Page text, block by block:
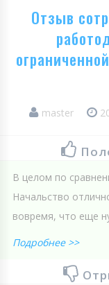
Отзыв
master
В целом по
Начальство
вовремя, что еще
Подробнее >>